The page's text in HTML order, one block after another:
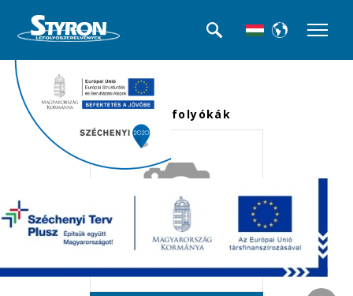
<<< Termék kategóriák
Beltéri folyókák